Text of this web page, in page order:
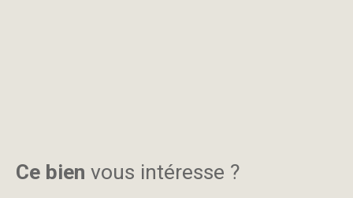
Ce bien vous intéresse ?